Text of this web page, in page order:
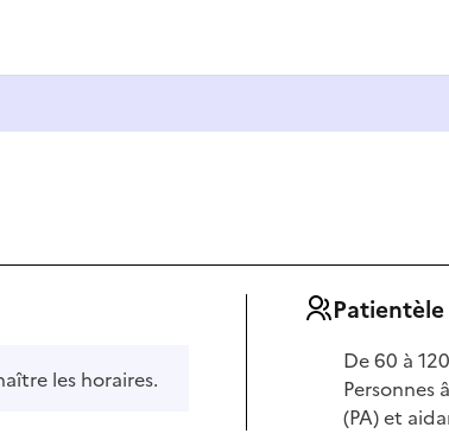
les horaires.
Patientèle
De 60 à
Personnes
(PA) et